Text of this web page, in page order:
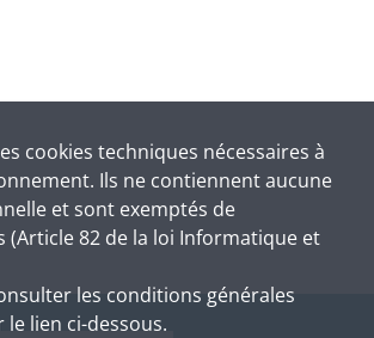
cookies techniques nécessaires à
Ils ne contiennent aucune
et sont exemptés de
(Article 82 de la loi Informatique et
les conditions générales
le lien ci-dessous.